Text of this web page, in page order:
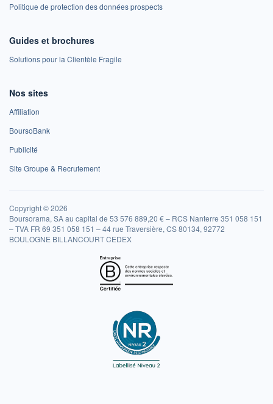
Politique de protection des données prospects
Guides et brochures
Solutions pour la Clientèle Fragile
Nos sites
Affiliation
BoursoBank
Publicité
Site Groupe & Recrutement
Copyright © 2026
Boursorama, SA au capital de 53 576 889,20 € – RCS Nanterre 351 058 151
– TVA FR 69 351 058 151 – 44 rue Traversière, CS 80134, 92772
BOULOGNE BILLANCOURT CEDEX